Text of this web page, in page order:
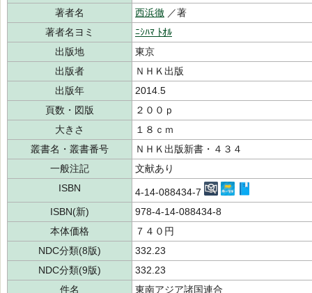
著者名
西浜徹 ／著
著者名ヨミ
ﾆｼﾊﾏ ﾄｵﾙ
出版地
東京
出版者
ＮＨＫ出版
出版年
2014.5
頁数・図版
２００ｐ
大きさ
１８ｃｍ
叢書名・叢書番号
ＮＨＫ出版新書・４３４
一般注記
文献あり
ISBN
4-14-088434-7
ISBN(新)
978-4-14-088434-8
本体価格
７４０円
NDC分類(8版)
332.23
NDC分類(9版)
332.23
件名
東南アジア諸国連合